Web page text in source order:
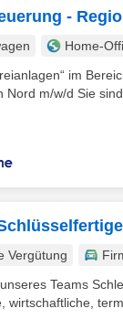
-
Home-
im
m/w/d Sie
Vergütung
Teams
wirtschaftliche,